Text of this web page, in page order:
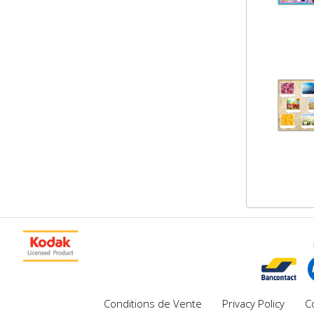
Conditions de Vente Privacy Policy